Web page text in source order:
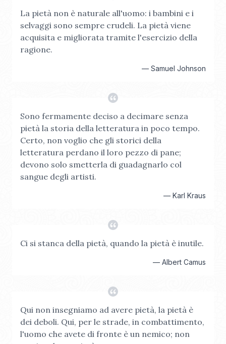
La pietà non è naturale all'uomo: i bambini e i
selvaggi sono sempre crudeli. La pietà viene
acquisita e migliorata tramite l'esercizio della
ragione.
— Samuel Johnson
Sono fermamente deciso a decimare senza
pietà la storia della letteratura in poco tempo.
Certo, non voglio che gli storici della
letteratura perdano il loro pezzo di pane;
devono solo smetterla di guadagnarlo col
sangue degli artisti.
— Karl Kraus
Ci si stanca della pietà, quando la pietà è inutile.
— Albert Camus
Qui non insegniamo ad avere pietà, la pietà è
dei deboli. Qui, per le strade, in combattimento,
l'uomo che avete di fronte è un nemico; non